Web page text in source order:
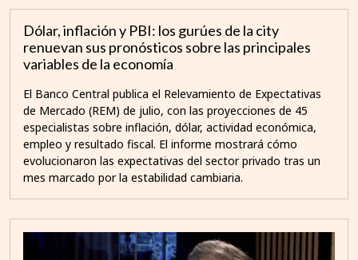
Dólar, inflación y PBI: los gurúes de la city
renuevan sus pronósticos sobre las principales
variables de la economía
El Banco Central publica el Relevamiento de Expectativas
de Mercado (REM) de julio, con las proyecciones de 45
especialistas sobre inflación, dólar, actividad económica,
empleo y resultado fiscal. El informe mostrará cómo
evolucionaron las expectativas del sector privado tras un
mes marcado por la estabilidad cambiaria.